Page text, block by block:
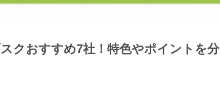
スクおすすめ7社！特色やポイントを分